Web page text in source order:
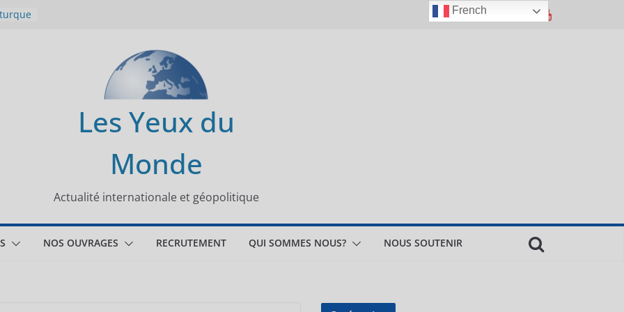
Les Yeux du
Monde
Actualité internationale et géopolitique
NOS OUVRAGES RECRUTEMENT QUI SOMMES NOUS? NOUS SOUTENIR
French